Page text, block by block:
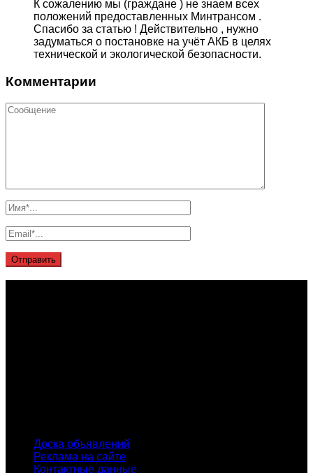
К сожалению мы (граждане ) не знаем всех
положений предоставленных Минтрансом .
Спасибо за статью ! Действительно , нужно
задуматься о постановке на учёт АКБ в целях
технической и экологической безопасности.
Комментарии
Доска объявлений
Реклама на сайте
Контактные данные